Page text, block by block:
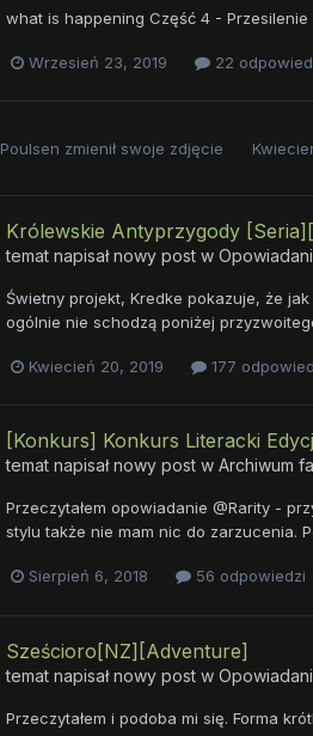
what is happening Część 4 - Przesilenie
Wrzesień 23, 2019 22
Poulsen zmienił swoje zdjęcie
Królewskie Antyprzygody
temat napisał nowy post w
Świetny projekt, Kredke pokazuje, że
ogólnie nie schodzą poniżej
Kwiecień 20, 2019 177
[Konkurs] Konkurs Literacki
temat napisał nowy post w Archiwum
Przeczytałem opowiadanie @Rarity -
stylu także nie mam nic do zarzucenia.
Sierpień 6, 2018 56 odpowiedzi
Sześcioro[NZ][Adventure]
temat napisał nowy post w
Przeczytałem i podoba mi się. Forma